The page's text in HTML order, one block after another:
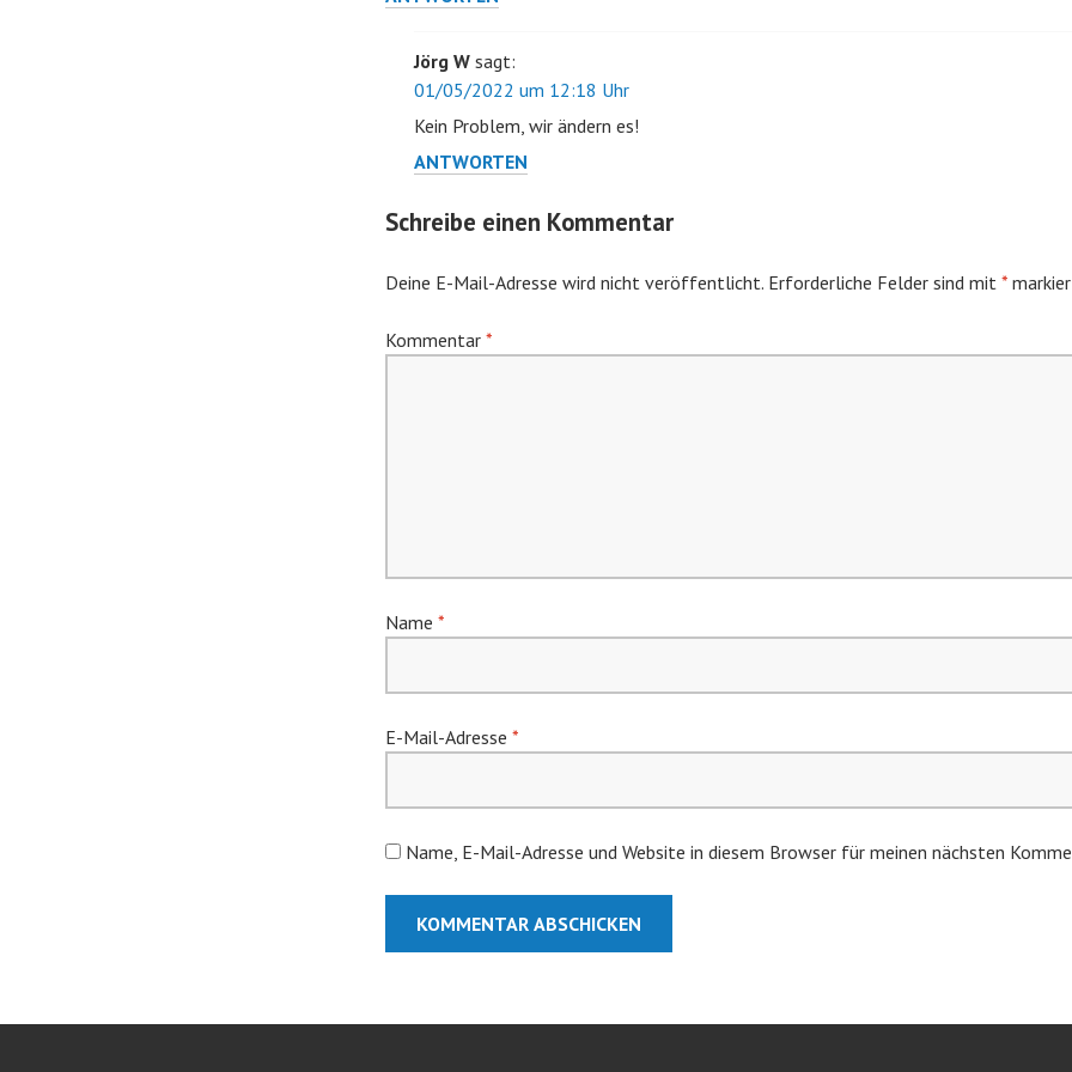
Jörg W sagt:
01/05/2022 um 12:18 Uhr
Kein Problem, wir ändern es!
ANTWORTEN
Schreibe einen Kommentar
Deine E-Mail-Adresse wird nicht veröffentlicht. Erforderliche Felder sind mit *
Kommentar *
Name *
E-Mail-Adresse *
Name, E-Mail-Adresse und Website in diesem Browser für meinen nächsten